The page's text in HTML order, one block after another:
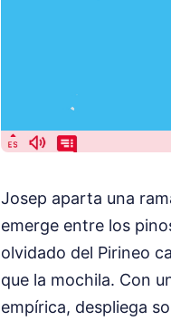
Josep aparta una
emerge entre los
olvidado del Pirineo
que la mochila. Con
empírica, despliega